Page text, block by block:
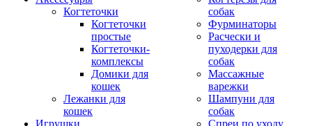
Когтеточки
Когтеточки
простые
Когтеточки-
комплексы
Домики для
кошек
Лежанки для
кошек
Игрушки
собак
Фурминаторы
Расчески и
пуходерки для
собак
Массажные
варежки
Шампуни для
собак
Спреи по уходу